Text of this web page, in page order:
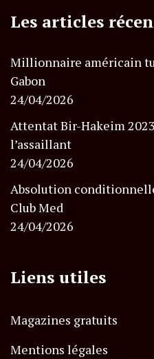
Les articles
Millionnaire américain
Gabon
24/04/2026
Attentat Bir-Hakeim
l’assaillant
24/04/2026
Absolution
Club Med
24/04/2026
Liens utiles
Magazines gratuits
Mentions légales